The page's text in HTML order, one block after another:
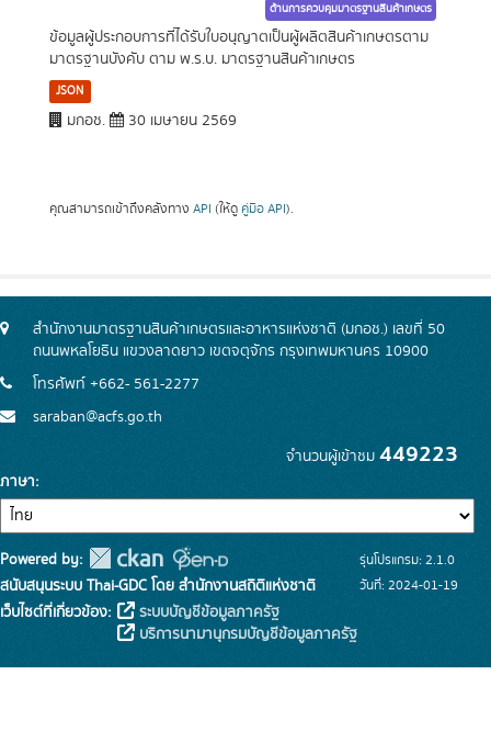
ด้านการควบคุมมาตรฐานสินค้าเกษตร
ข้อมูลผู้ประกอบการที่ได้รับใบอนุญาตเป็นผู้ผลิตสินค้าเกษตรตาม
มาตรฐานบังคับ ตาม พ.ร.บ. มาตรฐานสินค้าเกษตร
JSON
มกอช. 30 เมษายน 2569
คุณสามารถเข้าถึงคลังทาง API (ให้ดู คู่มือ API).
สำนักงานมาตรฐานสินค้าเกษตรและอาหารแห่งชาติ (มกอช.) เลขที่ 50
ถนนพหลโยธิน แขวงลาดยาว เขตจตุจักร กรุงเทพมหานคร 10900
โทรศัพท์ +662- 561-2277
saraban@acfs.go.th
จำนวนผู้เข้าชม 449223
ภาษา
Powered by:
สนับสนุนระบบ Thai-GDC โดย สำนักงานสถิติแห่งชาติ
เว็บไซต์ที่เกี่ยวข้อง:
ระบบบัญชีข้อมูลภาครัฐ
บริการนามานุกรมบัญชีข้อมูลภาครัฐ
รุ่นโปรแกรม: 2.1.0
วันที่: 2024-01-19